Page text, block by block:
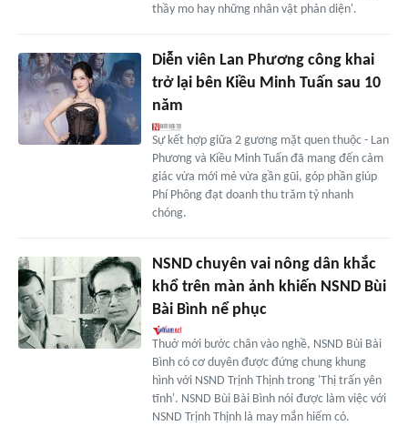
thầy mo hay những nhân vật phản diện'.
Diễn viên Lan Phương công khai
trở lại bên Kiều Minh Tuấn sau 10
năm
Sự kết hợp giữa 2 gương mặt quen thuộc - Lan
Phương và Kiều Minh Tuấn đã mang đến cảm
giác vừa mới mẻ vừa gần gũi, góp phần giúp
Phí Phông đạt doanh thu trăm tỷ nhanh
chóng.
NSND chuyên vai nông dân khắc
khổ trên màn ảnh khiến NSND Bùi
Bài Bình nể phục
Thuở mới bước chân vào nghề, NSND Bùi Bài
Bình có cơ duyên được đứng chung khung
hình với NSND Trịnh Thịnh trong 'Thị trấn yên
tĩnh'. NSND Bùi Bài Bình nói được làm việc với
NSND Trịnh Thịnh là may mắn hiếm có.